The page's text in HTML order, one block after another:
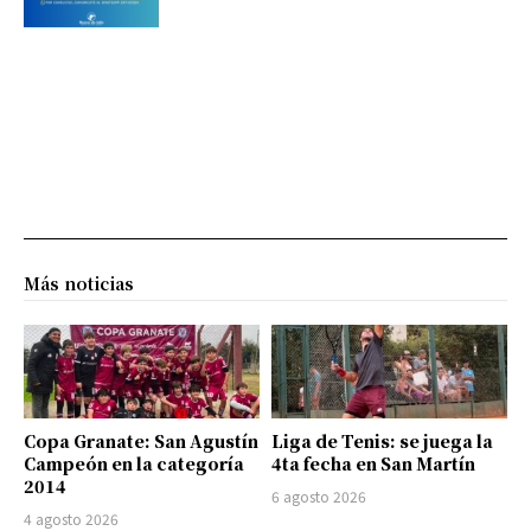
Más noticias
Copa Granate: San Agustín
Campeón en la categoría
2014
4 agosto 2026
Liga de Tenis: se juega la
4ta fecha en San Martín
6 agosto 2026